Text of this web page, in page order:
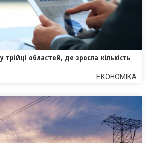
областей, де зросла кількість
ЕКОНОМІКА